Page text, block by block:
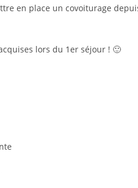
en place un covoiturage
lors du 1er séjour ! 🙂